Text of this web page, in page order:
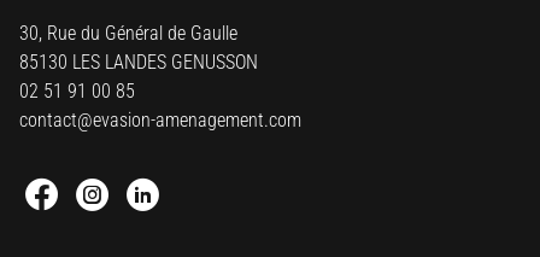
30, Rue du Général de Gaulle
85130 LES LANDES GENUSSON
02 51 91 00 85
contact@evasion-amenagement.com
Facebook : Round
Instagram : Round
Linkedin : Round